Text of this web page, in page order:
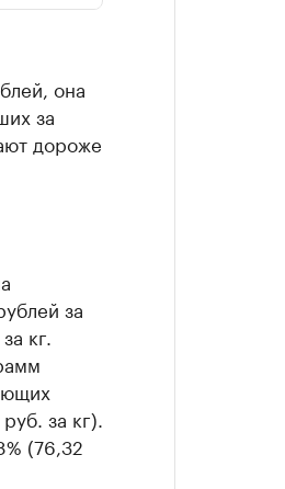
она
за
дороже
за
кг.
за кг).
(76,32